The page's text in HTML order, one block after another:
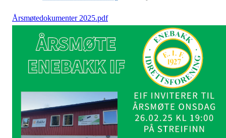
Årsmøtedokumenter 2025.pdf